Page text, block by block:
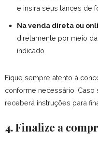
e insira seus lances de
Na venda direta ou
diretamente por meio
indicado.
Fique sempre atento à
conforme necessário. Caso
receberá instruções para
4. Finalize a